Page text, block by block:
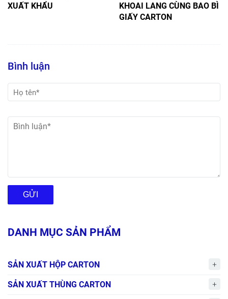
XUẤT KHẨU
KHOAI LANG CÙNG BAO BÌ
GIẤY CARTON
Bình luận
GỬI
DANH MỤC SẢN PHẨM
SẢN XUẤT HỘP CARTON
SẢN XUẤT THÙNG CARTON